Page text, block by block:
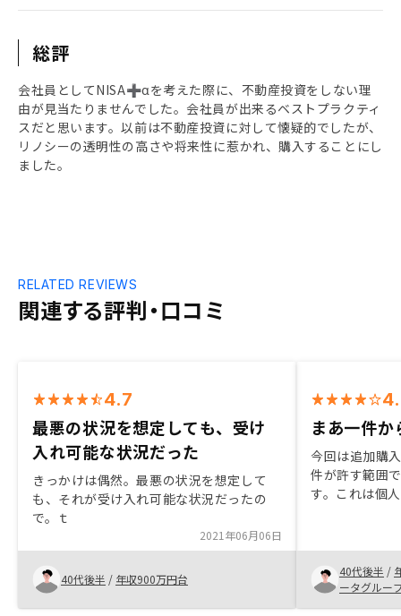
総評
会社員としてNISA➕αを考えた際に、不動産投資をしない理
由が見当たりませんでした。会社員が出来るベストプラクティ
スだと思います。以前は不動産投資に対して懐疑的でしたが、
リノシーの透明性の高さや将来性に惹かれ、購入することにし
ました。
関連する評判・口コミ
RELATED REVIEWS
4.7
最悪の状況を想定しても、受け
入れ可能な状況だった
きっかけは偶然。最悪の状況を想定して
も、それが受け入れ可能な状況だったの
で。ｔ
2021年06月06日
40代後半 / 年収900万円台
まあ一件
今回は追加購
件が許す範囲
す。これは個
ことで不動産
が応でも自身
す。書籍の勉
まりませんが
40代後半 /
ータグルー